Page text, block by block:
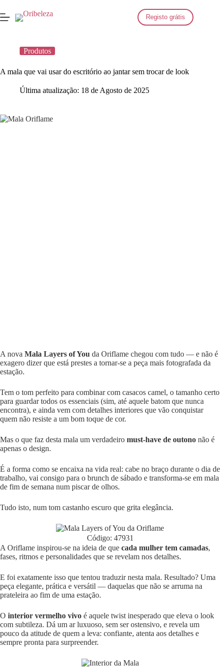
para
o
Registo grátis
Produtos
A mala que vai usar do escritório ao jantar sem trocar de look
Última atualização: 18 de Agosto de 2025
A nova Mala Layers of You da Oriflame chegou com tudo — e não é
exagero dizer que está prestes a tornar-se a peça mais fotografada da
estação.
Tem o tom perfeito para combinar com casacos camel, o tamanho certo
para guardar todos os essenciais (sim, até aquele batom que nunca
encontra), e ainda vem com detalhes interiores que vão conquistar
quem não resiste a um bom toque de cor.
Mas o que faz desta mala um verdadeiro must-have de outono não é
apenas o design.
É a forma como se encaixa na vida real: cabe no braço durante o dia de
trabalho, vai consigo para o brunch de sábado e transforma-se em mala
de fim de semana num piscar de olhos.
Tudo isto, num tom castanho escuro que grita elegância.
Código: 47931
A Oriflame inspirou-se na ideia de que cada mulher tem camadas,
fases, ritmos e personalidades que se revelam nos detalhes.
E foi exatamente isso que tentou traduzir nesta mala. Resultado? Uma
peça elegante, prática e versátil — daquelas que não se arruma na
prateleira ao fim de uma estação.
O interior vermelho vivo é aquele twist inesperado que eleva o look
com subtileza. Dá um ar luxuoso, sem ser ostensivo, e revela um
pouco da atitude de quem a leva: confiante, atenta aos detalhes e
sempre pronta para surpreender.